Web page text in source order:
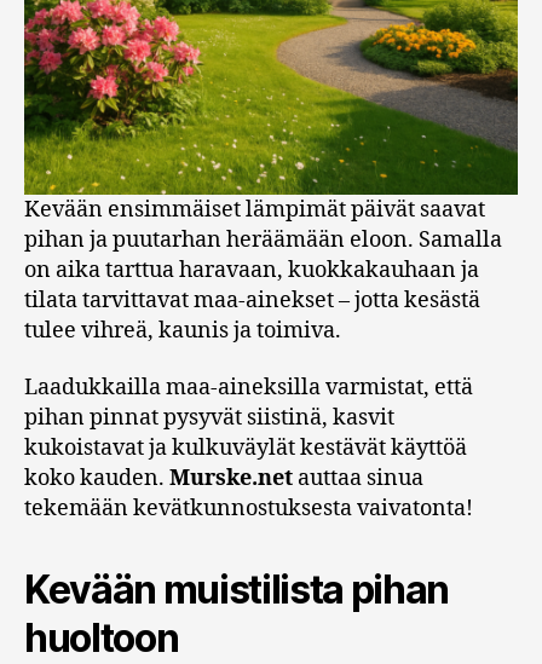
Kevään ensimmäiset lämpimät päivät saavat
pihan ja puutarhan heräämään eloon. Samalla
on aika tarttua haravaan, kuokkakauhaan ja
tilata tarvittavat maa-ainekset – jotta kesästä
tulee vihreä, kaunis ja toimiva.
Laadukkailla maa-aineksilla varmistat, että
pihan pinnat pysyvät siistinä, kasvit
kukoistavat ja kulkuväylät kestävät käyttöä
koko kauden. Murske.net auttaa sinua
tekemään kevätkunnostuksesta vaivatonta!
Kevään muistilista pihan
huoltoon